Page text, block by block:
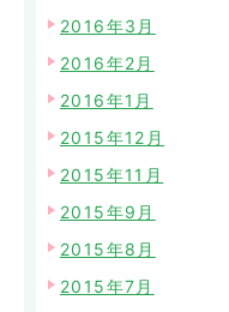
2016年3月
2016年2月
2016年1月
2015年12月
2015年11月
2015年9月
2015年8月
2015年7月